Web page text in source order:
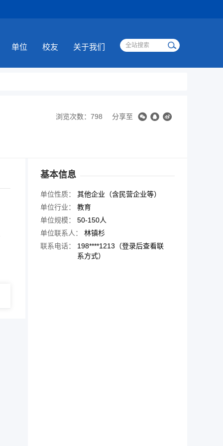
单位 校友 关于我们
浏览次数：798 分享至
基本信息
单位性质：
其他企业（含民营企业等）
单位行业：
教育
单位规模：
50-150人
单位联系人：
林镇杉
联系电话：
198****1213（登录后查看联
系方式）